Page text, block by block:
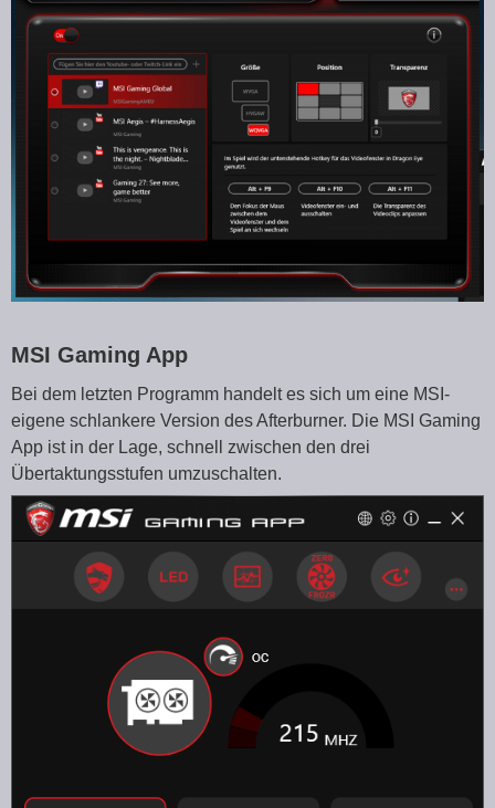
MSI Gaming App
Bei dem letzten Programm handelt es sich um eine MSI-
eigene schlankere Version des Afterburner. Die MSI Gaming
App ist in der Lage, schnell zwischen den drei
Übertaktungsstufen umzuschalten.